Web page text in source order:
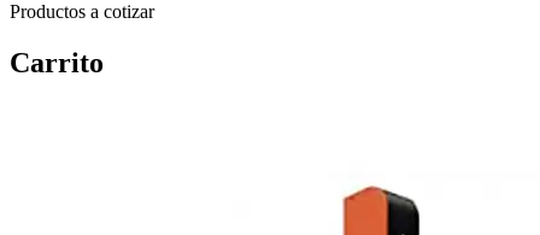
Productos a cotizar
Carrito